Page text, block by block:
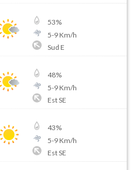
53%
5-9Km/h
Sud E
48%
5-9Km/h
Est SE
43%
5-9Km/h
Est SE